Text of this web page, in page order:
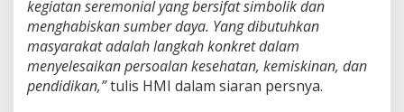
S
o
s
i
a
l
kegiatan seremonial yang bersifat simbolik dan
menghabiskan sumber daya. Yang dibutuhkan
masyarakat adalah langkah konkret dalam
menyelesaikan persoalan kesehatan, kemiskinan, dan
pendidikan,”tulis HMI dalam siaran persnya.